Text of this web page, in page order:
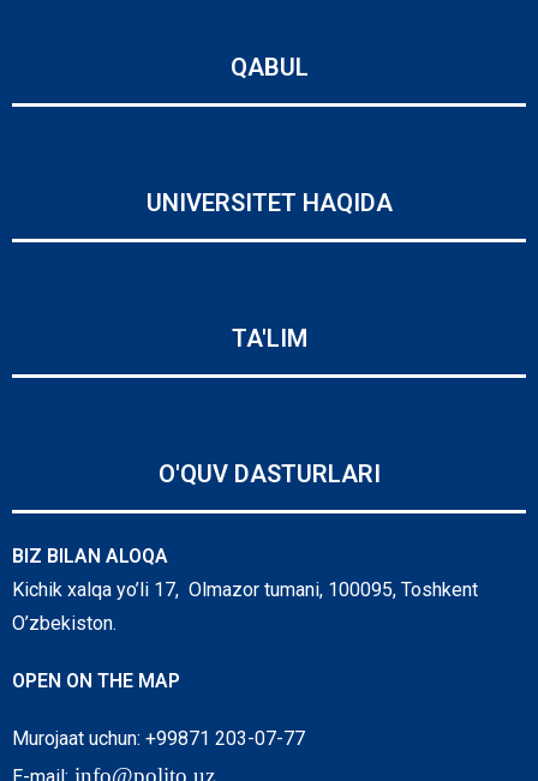
QABUL
UNIVERSITET HAQIDA
TA'LIM
O'QUV DASTURLARI
BIZ BILAN ALOQA
Kichik xalqa yo’li 17, Olmazor tumani, 100095, Toshkent
O’zbekiston.
OPEN ON THE MAP
Murojaat uchun: +99871 203-07-77
E-mail: info@polito.uz